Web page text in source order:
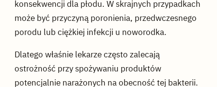
konsekwencji dla płodu. W skrajnych przypadkach
może być przyczyną poronienia, przedwczesnego
porodu lub ciężkiej infekcji u noworodka.
Dlatego właśnie lekarze często zalecają
ostrożność przy spożywaniu produktów
potencjalnie narażonych na obecność tej bakterii.